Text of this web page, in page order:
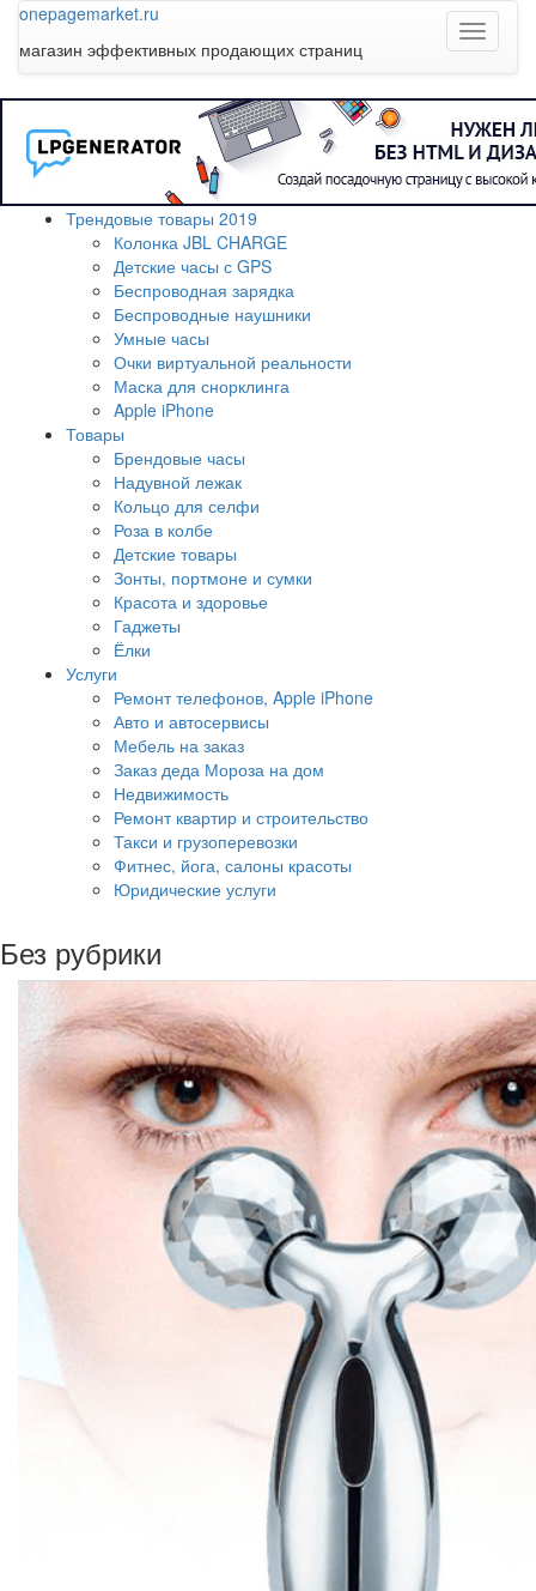
onepagemarket.ru
магазин эффективных продающих страниц
Трендовые товары 2019
Колонка JBL CHARGE
Детские часы с GPS
Беспроводная зарядка
Беспроводные наушники
Умные часы
Очки виртуальной реальности
Маска для снорклинга
Apple iPhone
Товары
Брендовые часы
Надувной лежак
Кольцо для селфи
Роза в колбе
Детские товары
Зонты, портмоне и сумки
Красота и здоровье
Гаджеты
Ёлки
Услуги
Ремонт телефонов, Apple iPhone
Авто и автосервисы
Мебель на заказ
Заказ деда Мороза на дом
Недвижимость
Ремонт квартир и строительство
Такси и грузоперевозки
Фитнес, йога, салоны красоты
Юридические услуги
Без рубрики